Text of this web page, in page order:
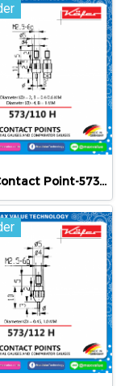
Blade Contact Point-573/110 H